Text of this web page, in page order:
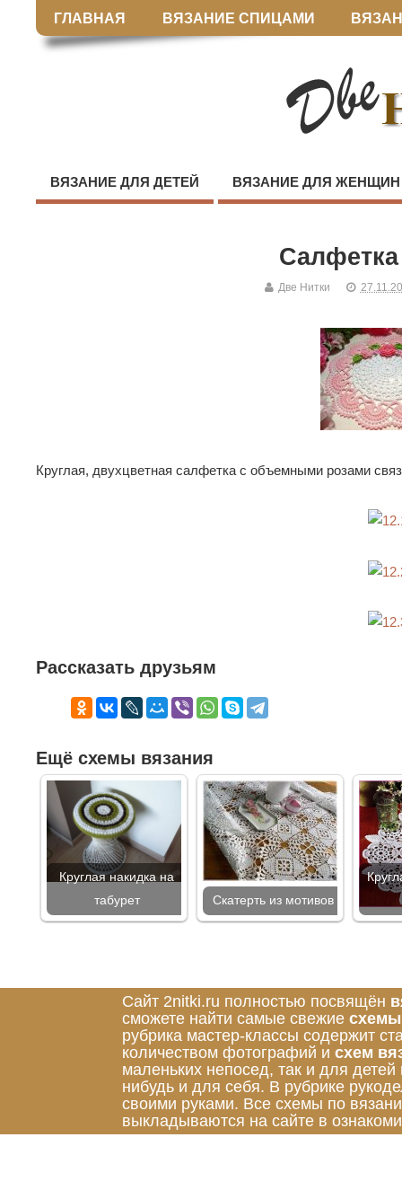
ГЛАВНАЯ ВЯЗАНИЕ СПИЦАМИ
ВЯЗАНИЕ ДЛЯ ДЕТЕЙ ВЯЗАНИЕ ДЛЯ ЖЕНЩИН
Две Нитки
Круглая, двухцветная салфетка с объемными розами
Рассказать друзьям
Ещё схемы вязания
Круглая накидка на
табурет
Скатерть из мотивов
Сайт 2nitki.ru полностью посвящён
сможете найти самые свежие схемы
рубрика мастер-классы содержит
количеством фотографий и схем
маленьких непосед, так и для
нибудь и для себя. В рубрике
своими руками. Все схемы по
выкладываются на сайте в